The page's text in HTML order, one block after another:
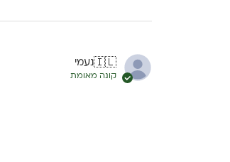
🇮🇱נעמי
קונה מאומת